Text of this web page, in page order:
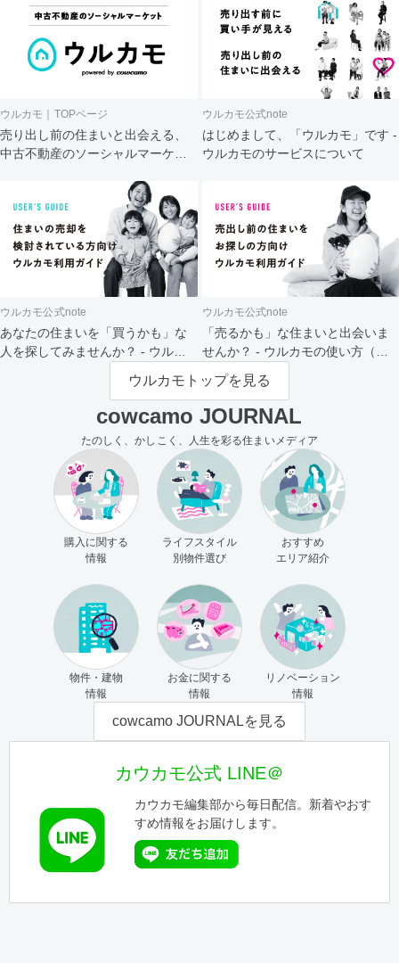
ウルカモ｜TOPページ
売り出し前の住まいと出会える、
中古不動産のソーシャルマーケッ
ウルカモ公式note
はじめまして、「ウルカモ」です -
ウルカモのサービスについて
ウルカモ公式note
あなたの住まいを「買うかも」な
人を探してみませんか？ - ウルカ
ウルカモ公式note
「売るかも」な住まいと出会いま
せんか？ - ウルカモの使い方（買
主さま向け）
ウルカモトップを見る
cowcamo JOURNAL
たのしく、かしこく、人生を彩る住まいメディア
購入に関する
情報
ライフスタイル
別物件選び
おすすめ
エリア紹介
物件・建物
情報
お金に関する
情報
リノベーション
情報
cowcamo JOURNALを見る
カウカモ公式 LINE＠
カウカモ編集部から毎日配信。新着やおす
すめ情報をお届けします。